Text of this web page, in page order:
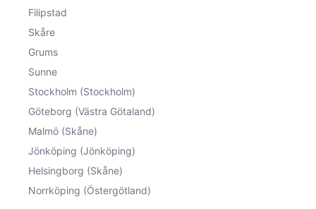
Filipstad
Skåre
Grums
Sunne
Stockholm (Stockholm)
Göteborg (Västra Götaland)
Malmö (Skåne)
Jönköping (Jönköping)
Helsingborg (Skåne)
Norrköping (Östergötland)